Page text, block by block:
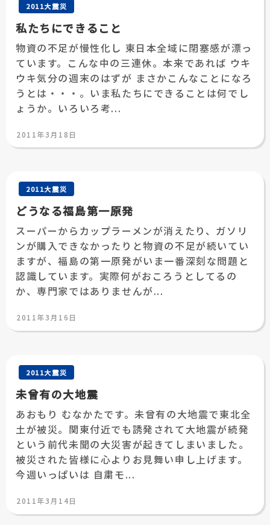
2011大震災
私たちにできること
物資の不足が慢性化し 東日本全域に閉塞感が漂っ
ています。こんな中の三連休。本来であれば ウキ
ウキ気分の週末のはずが まさかこんなことになろ
うとは・・・。いま私たちにできることは何でし
ょうか。いろいろ考...
投
日:
2011年3月18日
2011大震災
どうなる福島第一原発
スーパーからカップラーメンが消えたり、ガソリ
ンが購入できなかったりと物資の不足が続いてい
ますが、福島の第一原発がいま一番深刻な問題と
認識しています。実際何がおころうとしてるの
か、専門家ではありませんが...
投
日:
2011年3月16日
2011大震災
未曾有の大地震
あおもり むなかたです。未曾有の大地震で東北全
土が被災。関東付近でも誘発されて大地震が続発
という前代未聞の大災害が起きてしまいました。
被災された皆様に心よりお見舞い申し上げます。
今週いっぱいは 自粛モ...
投
日:
2011年3月14日